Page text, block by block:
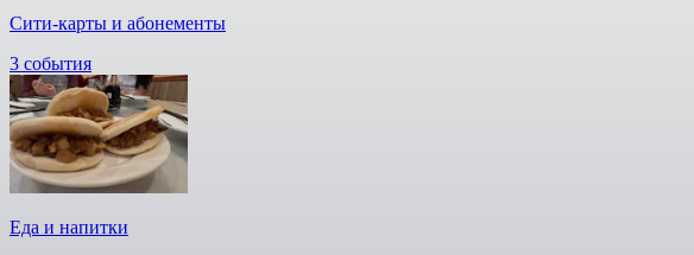
Сити-карты и абонементы
3 события
Еда и напитки